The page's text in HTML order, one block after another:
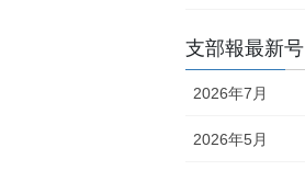
支部報最新号
2026年7月
2026年5月